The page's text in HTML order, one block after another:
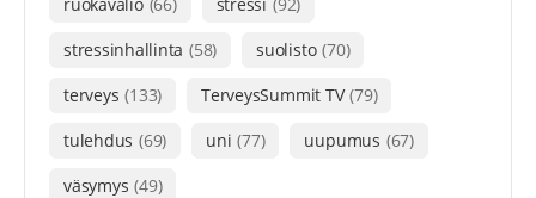
stressinhallinta (58) suolisto (70)
terveys (133) TerveysSummit TV (79)
tulehdus (69) uni (77) uupumus (67)
väsymys (49)